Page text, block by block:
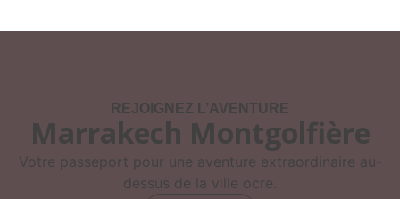
REJOIGNEZ L’AVENTURE
Marrakech Montgolfière
Votre passeport pour une aventure extraordinaire au-
dessus de la ville ocre.